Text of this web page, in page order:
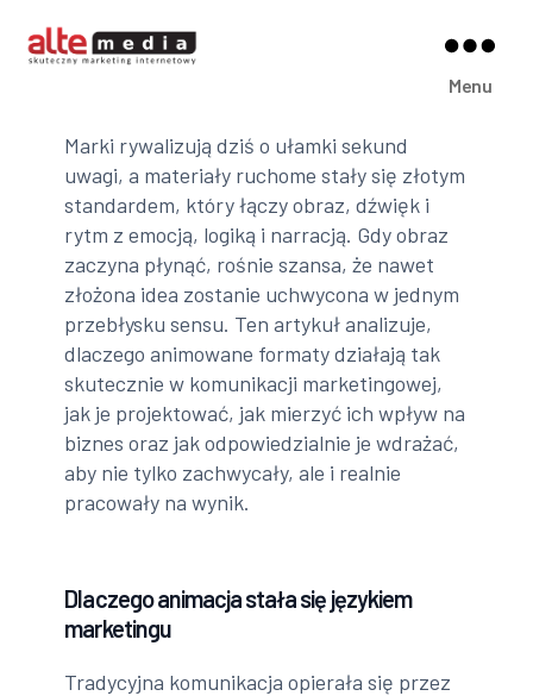
Media
Menu
Marki rywalizują dziś o ułamki sekund
uwagi, a materiały ruchome stały się złotym
standardem, który łączy obraz, dźwięk i
rytm z emocją, logiką i narracją. Gdy obraz
zaczyna płynąć, rośnie szansa, że nawet
złożona idea zostanie uchwycona w jednym
przebłysku sensu. Ten artykuł analizuje,
dlaczego animowane formaty działają tak
skutecznie w komunikacji marketingowej,
jak je projektować, jak mierzyć ich wpływ na
biznes oraz jak odpowiedzialnie je wdrażać,
aby nie tylko zachwycały, ale i realnie
pracowały na wynik.
Dlaczego animacja stała się językiem
marketingu
Tradycyjna komunikacja opierała się przez